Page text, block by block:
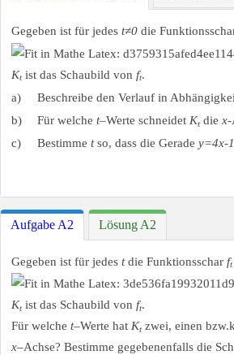
Gegeben ist für jedes t≠0 die
Kt ist das Schaubild von ft.
a)
Beschreibe den Verlauf in
b)
Für welche t–Werte schneidet Kt die x-
c)
Bestimme tso, dass die Gerade y=4x-1
Aufgabe A2 Lösung A2
Gegeben ist für jedes tdie Funktionsschar ft
Kt ist das Schaubild von ft.
Für welche t–Werte hat Kt zwei, einen
x–Achse? Bestimme gegebenenfalls die